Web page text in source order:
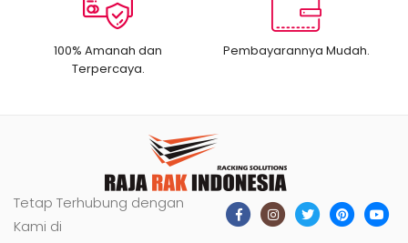
100% Amanah dan
Terpercaya.
Pembayarannya Mudah.
Tetap Terhubung dengan
Kami di